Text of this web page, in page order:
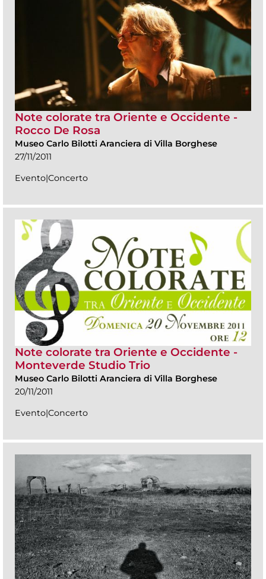
Note colorate tra Oriente e Occidente -
Rocco De Rosa
Museo Carlo Bilotti Aranciera di Villa Borghese
27/11/2011
Evento|Concerto
Note colorate tra Oriente e Occidente -
Monteverde Studio Trio
Museo Carlo Bilotti Aranciera di Villa Borghese
20/11/2011
Evento|Concerto